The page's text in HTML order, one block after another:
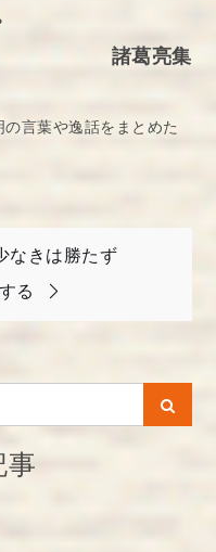
諸葛亮集
の言葉や逸話をまとめた
なきは勝たず
る